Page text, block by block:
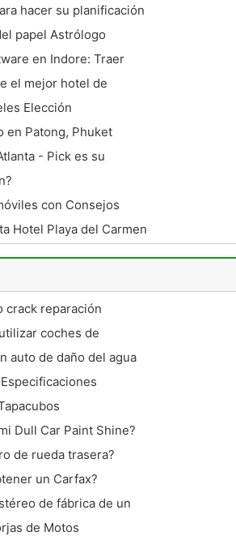
hacer su planificación
norte tropical de
papel Astrólogo
en Indore: Traer
el mejor hotel de
necesita es saber
Elección
en Patong, Phuket
- Pick es su
con Consejos
Hotel Playa del Carmen
crack reparación
coches de
auto de daño del agua
Dull Car Paint Shine?
de rueda trasera?
un Carfax?
de fábrica de un
de Motos